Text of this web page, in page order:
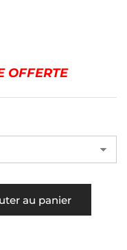
OFFERTE
au panier